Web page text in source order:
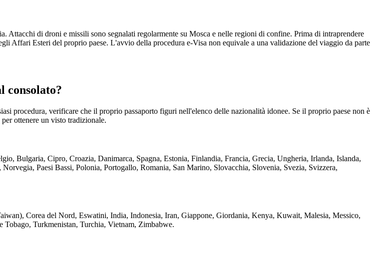
Attacchi di droni e missili sono segnalati regolarmente su Mosca e nelle regioni di confine. Prima di intraprendere
Affari Esteri del proprio paese. L'avvio della procedura e-Visa non equivale a una validazione del viaggio da parte
consolato?
procedura, verificare che il proprio passaporto figuri nell'elenco delle nazionalità idonee. Se il proprio paese non è
ottenere un visto tradizionale.
Bulgaria, Cipro, Croazia, Danimarca, Spagna, Estonia, Finlandia, Francia, Grecia, Ungheria, Irlanda, Islanda,
Paesi Bassi, Polonia, Portogallo, Romania, San Marino, Slovacchia, Slovenia, Svezia, Svizzera,
Corea del Nord, Eswatini, India, Indonesia, Iran, Giappone, Giordania, Kenya, Kuwait, Malesia, Messico,
Turkmenistan, Turchia, Vietnam, Zimbabwe.